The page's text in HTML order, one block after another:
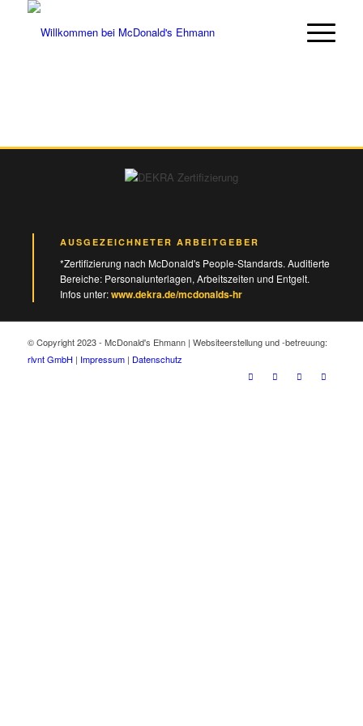
AUSGEZEICHNETER ARBEITGEBER
*Zertifizierung nach McDonald's People-Standards. Auditierte
Bereiche: Personalunterlagen, Arbeitszeiten und Entgelt.
Infos unter:www.dekra.de/mcdonalds-hr
© Copyright 2023 - McDonald's Ehmann | Websiteerstellung und -betreuung:
rlvnt GmbH | Impressum| Datenschutz
(m/w/d) gesucht. Bewirb dich in unter
Jetzt bewerben